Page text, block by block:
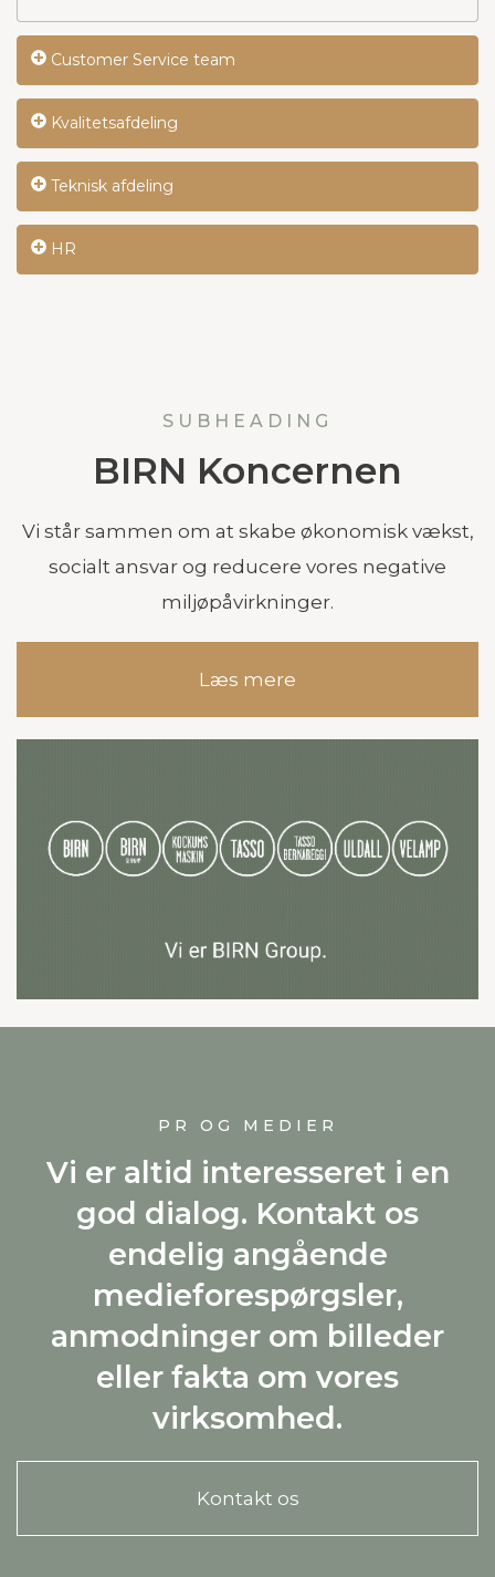
Customer Service team
Kvalitetsafdeling
Teknisk afdeling
HR
SUBHEADING
BIRN Koncernen
Vi står sammen om at skabe økonomisk vækst,
socialt ansvar og reducere vores negative
miljøpåvirkninger.
Læs mere
PR OG MEDIER
Vi er altid interesseret i en
god dialog. Kontakt os
endelig angående
medieforespørgsler,
anmodninger om billeder
eller fakta om vores
virksomhed.
Kontakt os